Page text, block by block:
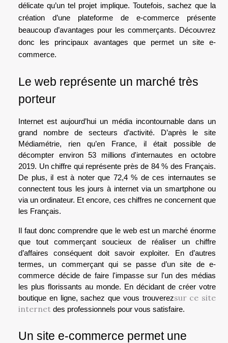
délicate qu’un tel projet implique. Toutefois, sachez que la
création d’une plateforme de e-commerce présente
beaucoup d’avantages pour les commerçants. Découvrez
donc les principaux avantages que permet un site e-
commerce.
Le web représente un marché très
porteur
Internet est aujourd’hui un média incontournable dans un
grand nombre de secteurs d’activité. D’après le site
Médiamétrie, rien qu’en France, il était possible de
décompter environ 53 millions d'internautes en octobre
2019. Un chiffre qui représente près de 84 % des Français.
De plus, il est à noter que 72,4 % de ces internautes se
connectent tous les jours à internet via un smartphone ou
via un ordinateur. Et encore, ces chiffres ne concernent que
les Français.
Il faut donc comprendre que le web est un marché énorme
que tout commerçant soucieux de réaliser un chiffre
d’affaires conséquent doit savoir exploiter. En d’autres
termes, un commerçant qui se passe d’un site de e-
commerce décide de faire l'impasse sur l'un des médias
les plus florissants au monde. En décidant de créer votre
boutique en ligne, sachez que vous trouverezsur ce site
internet des professionnels pour vous satisfaire.
Un site e-commerce permet une